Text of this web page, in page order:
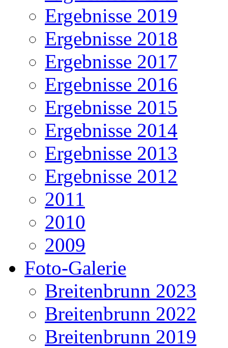
Ergebnisse 2019
Ergebnisse 2018
Ergebnisse 2017
Ergebnisse 2016
Ergebnisse 2015
Ergebnisse 2014
Ergebnisse 2013
Ergebnisse 2012
2011
2010
2009
Foto-Galerie
Breitenbrunn 2023
Breitenbrunn 2022
Breitenbrunn 2019